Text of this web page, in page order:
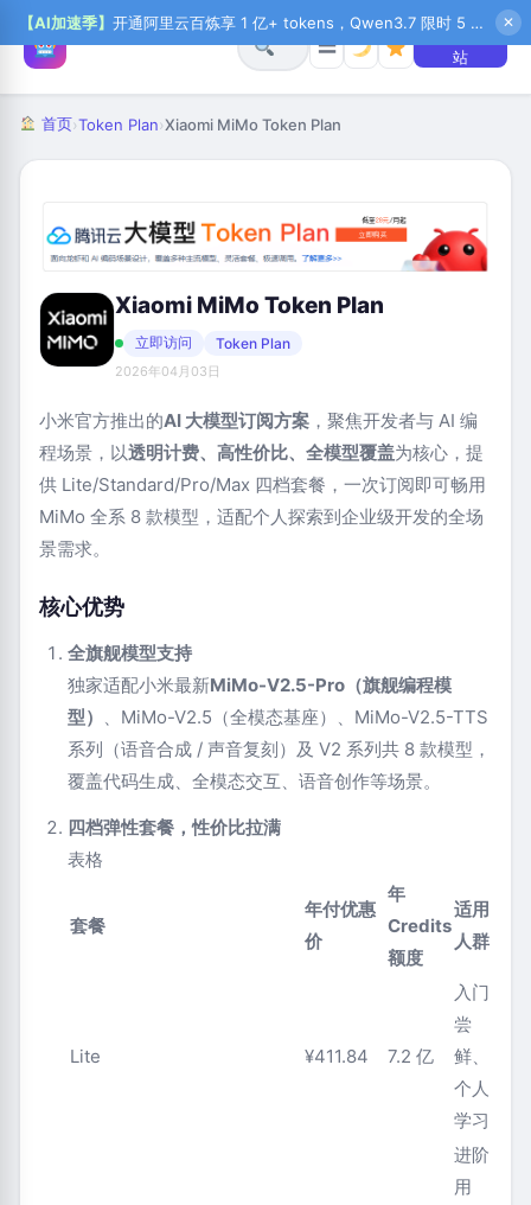
【AI加速季】 开通阿里云百炼享 1 亿+ tokens，Qwen3.7 限时 5 折起，秒悟新注送 1 万积分，加入 OPC 赢百万助力金，QoderWork CN 首月 0 元 ✕
☰
+ 提交网
站
首页›Token Plan›Xiaomi MiMo Token Plan
Xiaomi MiMo Token Plan
立即访问 Token Plan
2026年04月03日
小米官方推出的AI 大模型订阅方案 ，聚焦开发者与 AI 编
程场景，以透明计费、高性价比、全模型覆盖为核心，提
供 Lite/Standard/Pro/Max 四档套餐，一次订阅即可畅用
MiMo 全系 8 款模型，适配个人探索到企业级开发的全场
景需求。
核心优势
全旗舰模型支持
独家适配小米最新MiMo-V2.5-Pro（旗舰编程模
型）
、MiMo-V2.5（全模态基座）、MiMo-V2.5-TTS
系列（语音合成 / 声音复刻）及 V2 系列共 8 款模型，
覆盖代码生成、全模态交互、语音创作等场景。
四档弹性套餐，性价比拉满
表格
套餐
年付优惠
价
年
Credits
额度
适用
人群
Lite ¥411.84 7.2 亿
入门
尝
鲜、
个人
学习
进阶
用